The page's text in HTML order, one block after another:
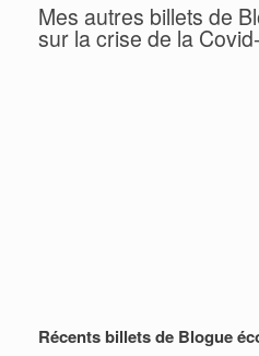
Mes autres billets de
sur la crise de la
Récents billets de Blogue